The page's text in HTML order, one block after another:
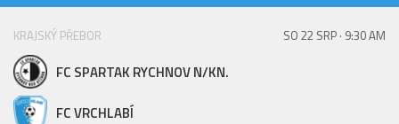
KRAJSKÝ PŘEBOR SO 22 SRP · 9:30 AM
FC SPARTAK RYCHNOV N/KN.
FC VRCHLABÍ